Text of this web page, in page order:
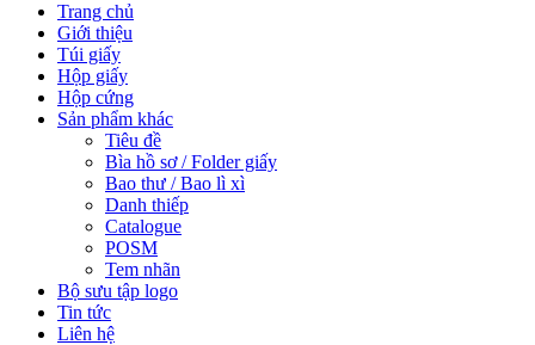
Trang chủ
Giới thiệu
Túi giấy
Hộp giấy
Hộp cứng
Sản phẩm khác
Tiêu đề
Bìa hồ sơ / Folder giấy
Bao thư / Bao lì xì
Danh thiếp
Catalogue
POSM
Tem nhãn
Bộ sưu tập logo
Tin tức
Liên hệ